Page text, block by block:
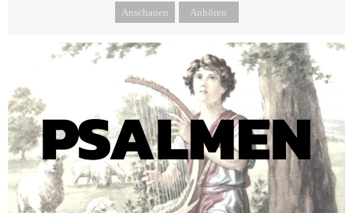
Anschauen Anhören